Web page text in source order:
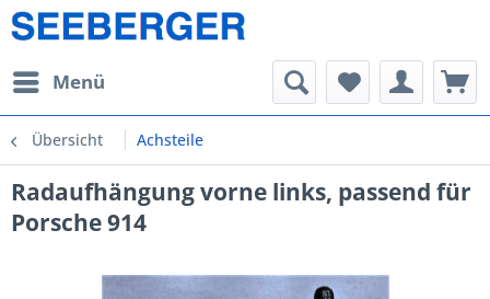
Menü
Übersicht Achsteile
Radaufhängung vorne links, passend für
Porsche 914